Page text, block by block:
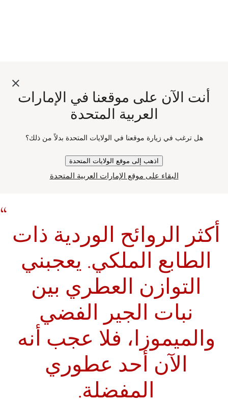
أكثر الروائح الوردية ذات
الطابع الملكي. يعجبني
التوازن العطري بين
نبات الجير الفضي
والميموزا، فلا عجب أنه
الآن أحد عطوري
المفضلة.
أنت الآن على موقعنا في الإمارات
العربية المتحدة
هل ترغب في زيارة موقعنا في الولايات المتحدة بدلاً من ذلك؟
اذهب إلى موقع الولايات المتحدة
البقاء على موقع الإمارات العربية المتحدة